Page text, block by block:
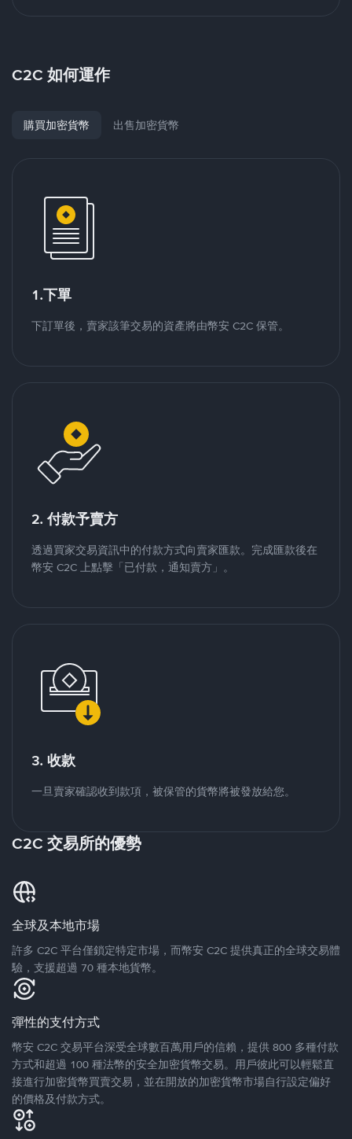
C2C 如何運作
購買加密貨幣 出售加密貨幣
1.下單
下訂單後，賣家該筆交易的資產將由幣安 C2C 保管。
2. 付款予賣方
透過買家交易資訊中的付款方式向賣家匯款。完成匯款後在
幣安 C2C 上點擊「已付款，通知賣方」。
3. 收款
一旦賣家確認收到款項，被保管的貨幣將被發放給您。
C2C 交易所的優勢
全球及本地市場
許多 C2C 平台僅鎖定特定市場，而幣安 C2C 提供真正的全球交易體
驗，支援超過 70 種本地貨幣。
彈性的支付方式
幣安 C2C 交易平台深受全球數百萬用戶的信賴，提供 800 多種付款
方式和超過 100 種法幣的安全加密貨幣交易。用戶彼此可以輕鬆直
接進行加密貨幣買賣交易，並在開放的加密貨幣市場自行設定偏好
的價格及付款方式。